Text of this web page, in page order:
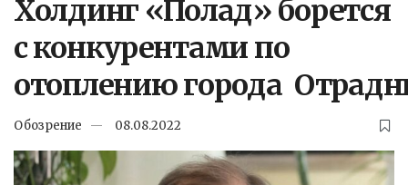
Холдинг «Полад» борется
с конкурентами по
отоплению города
Обозрение 08.08.2022